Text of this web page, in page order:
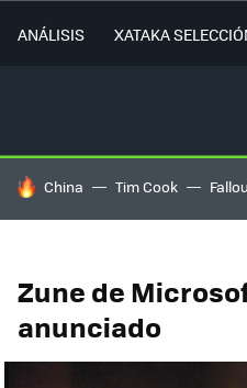
ANÁLISIS XATAKA
HOY SE HABLA DE
China Tim Cook
Zune de
anunciado